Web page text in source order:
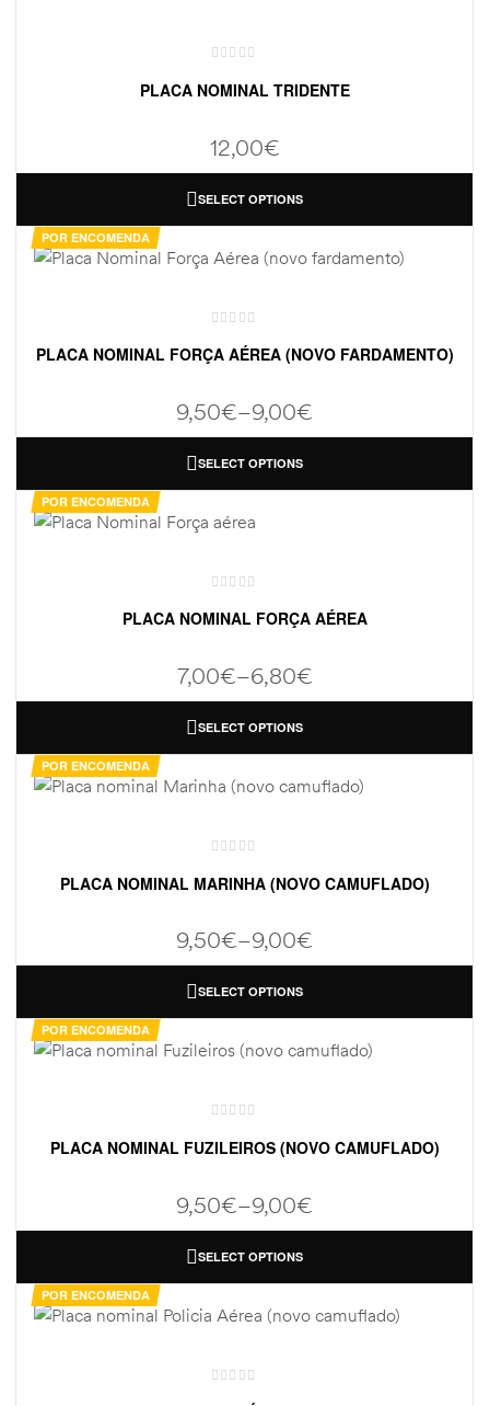
PLACA NOMINAL TRIDENTE
12,00€
SELECT OPTIONS
POR ENCOMENDA
PLACA NOMINAL FORÇA AÉREA (NOVO FARDAMENTO)
9,00€
–
9,50€
SELECT OPTIONS
POR ENCOMENDA
PLACA NOMINAL FORÇA AÉREA
6,80€
–
7,00€
SELECT OPTIONS
POR ENCOMENDA
PLACA NOMINAL MARINHA (NOVO CAMUFLADO)
9,00€
–
9,50€
SELECT OPTIONS
POR ENCOMENDA
PLACA NOMINAL FUZILEIROS (NOVO CAMUFLADO)
9,00€
–
9,50€
SELECT OPTIONS
POR ENCOMENDA